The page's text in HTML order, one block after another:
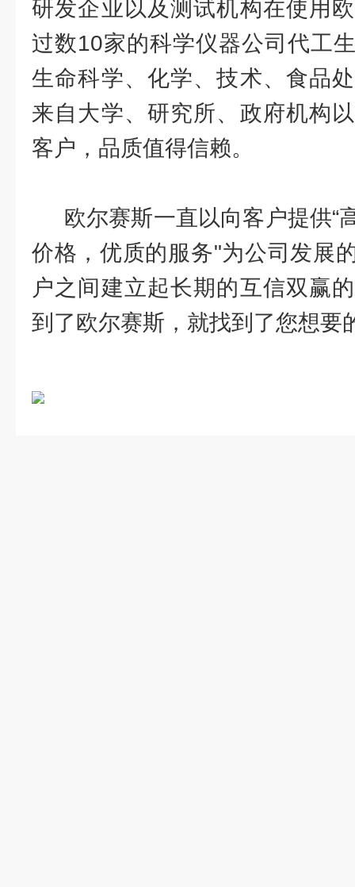
研发企业以及测试机构在使用
过数10家的科学仪器公司代工
生命科学、化学、技术、食品
来自大学、研究所、政府机构
客户，品质值得信赖。
欧尔赛斯一直以向客户提供“
价格，优质的服务"为公司发展
户之间建立起长期的互信双赢
到了欧尔赛斯，就找到了您想要